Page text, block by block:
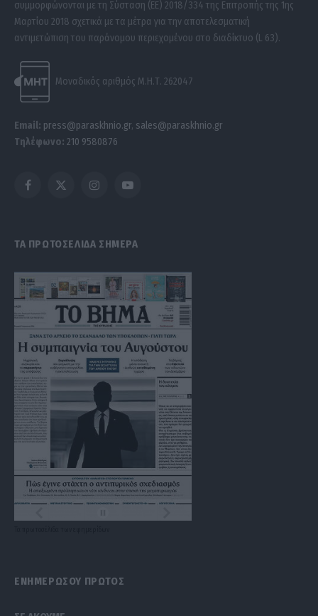
συμμορφώνονται με τη Σύσταση (ΕΕ) 2018/334 της Επιτροπής της 1ης
Μαρτίου 2018 σχετικά με τα μέτρα για την αποτελεσματική
αντιμετώπιση του παράνομου περιεχομένου στο διαδίκτυο (L 63).
Μοναδικός αριθμός Μ.Η.Τ. 262047
Email: press@paraskhnio.gr, sales@paraskhnio.gr
Τηλέφωνο: 210 9580876
Facebook
X
InstagramYouTube
ΤΑ ΠΡΩΤΟΣΕΛΙΔΑ ΣΗΜΕΡΑ
ΕΝΗΜΕΡΩΣΟΥ ΠΡΩΤΟΣ